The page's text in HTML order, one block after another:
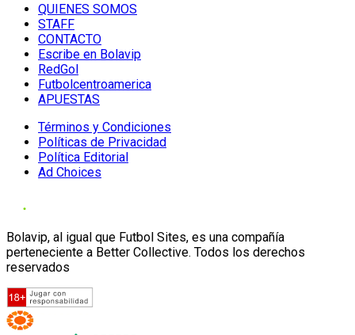
QUIENES SOMOS
STAFF
CONTACTO
Escribe en Bolavip
RedGol
Futbolcentroamerica
APUESTAS
Términos y Condiciones
Políticas de Privacidad
Política Editorial
Ad Choices
Bolavip, al igual que Futbol Sites, es una compañía
perteneciente a Better Collective. Todos los derechos
reservados